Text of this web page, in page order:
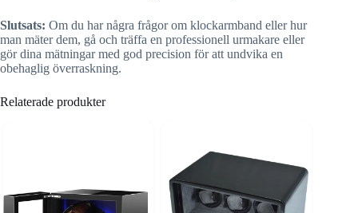
Slutsats: Om du har några frågor om klockarmband eller hur
man mäter dem, gå och träffa en professionell urmakare eller
gör dina mätningar med god precision för att undvika en
obehaglig överraskning.
Relaterade produkter